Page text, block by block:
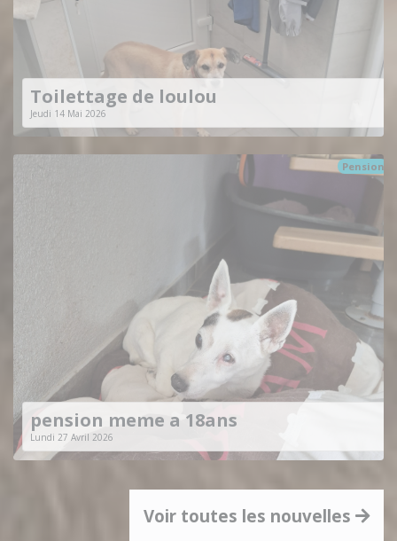
Toilettage de loulou
Jeudi 14 Mai 2026
Pension
pension meme a 18ans
Lundi 27 Avril 2026
Voir toutes les nouvelles